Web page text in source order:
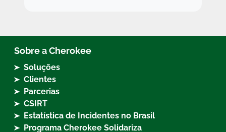
Sobre a Cherokee
Soluções
Clientes
Parcerias
CSIRT
Estatística de Incidentes no Brasil
Programa Cherokee Solidariza